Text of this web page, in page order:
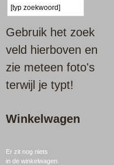
Gebruik het zoek
veld hierboven en
zie meteen foto's
terwijl je typt!
Winkelwagen
Er zit nog niets
in de winkelwagen.